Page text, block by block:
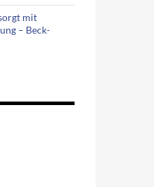
mit
– Beck-